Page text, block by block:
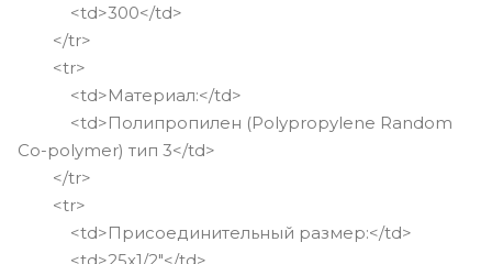
<td>300</td>
</tr>
<tr>
<td>Материал:</td>
<td>Полипропилен (Polypropylene Random
Co-polymer) тип 3</td>
</tr>
<tr>
<td>Присоединительный размер:</td>
<td>25х1/2"</td>